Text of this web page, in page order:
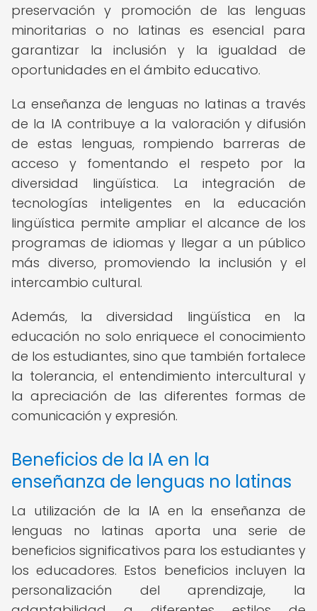
preservación y promoción de las lenguas
minoritarias o no latinas es esencial para
garantizar la inclusión y la igualdad de
oportunidades en el ámbito educativo.
La enseñanza de lenguas no latinas a través
de la IA contribuye a la valoración y difusión
de estas lenguas, rompiendo barreras de
acceso y fomentando el respeto por la
diversidad lingüística. La integración de
tecnologías inteligentes en la educación
lingüística permite ampliar el alcance de los
programas de idiomas y llegar a un público
más diverso, promoviendo la inclusión y el
intercambio cultural.
Además, la diversidad lingüística en la
educación no solo enriquece el conocimiento
de los estudiantes, sino que también fortalece
la tolerancia, el entendimiento intercultural y
la apreciación de las diferentes formas de
comunicación y expresión.
Beneficios de la IA en la
enseñanza de lenguas no latinas
La utilización de la IA en la enseñanza de
lenguas no latinas aporta una serie de
beneficios significativos para los estudiantes y
los educadores. Estos beneficios incluyen la
personalización del aprendizaje, la